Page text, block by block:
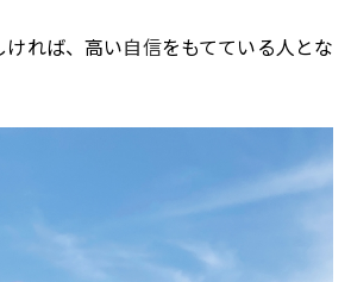
ければ、高い自信をもてている人とな